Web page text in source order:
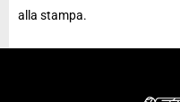
alla stampa.